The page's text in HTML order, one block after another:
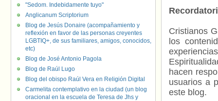
Cristianos
los
hacen
usuarios a
este blog.
"Sedom. Indebidamente tuyo"
Anglicanum Scriptorium
Blog de Jesús Donaire (acompañamiento y
reflexión en favor de las personas creyentes
LGBTIQ+, de sus familiares, amigos, conocidos,
etc)
Blog de José Antonio Pagola
Blog de Raúl Lugo
Blog del obispo Raúl Vera en Religión Digital
Carmelita contemplativo en la ciudad (un blog
oracional en la escuela de Teresa de Jhs y